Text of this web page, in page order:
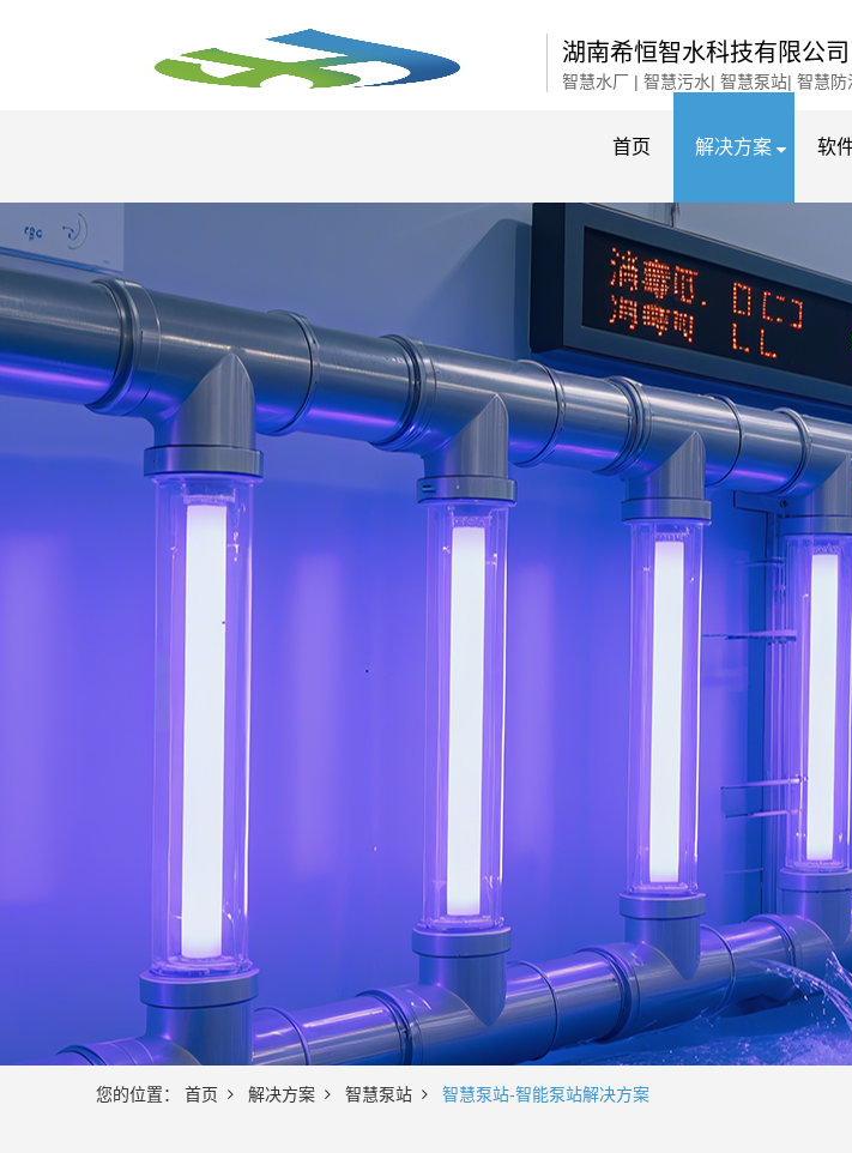
湖南希恒智水科技有限公司
智慧水厂 | 智慧污水| 智慧泵站| 智慧防
首页 解决方案 软
您的位置： 首页 解决方案 智慧泵站 智慧泵站-智能泵站解决方案